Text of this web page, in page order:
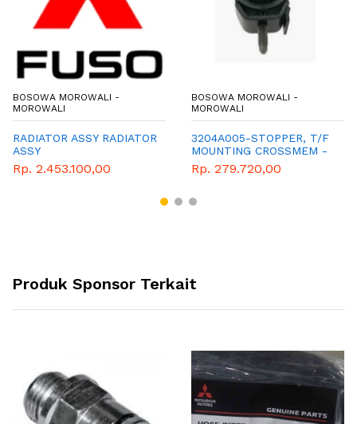
BOSOWA MOROWALI -
MOROWALI
RADIATOR ASSY RADIATOR
ASSY
Rp. 2.453.100,00
BOSOWA MOROWALI -
MOROWALI
3204A005-STOPPER, T/F
MOUNTING CROSSMEM -
TRITON - PAJERO
Rp. 279.720,00
Produk Sponsor Terkait